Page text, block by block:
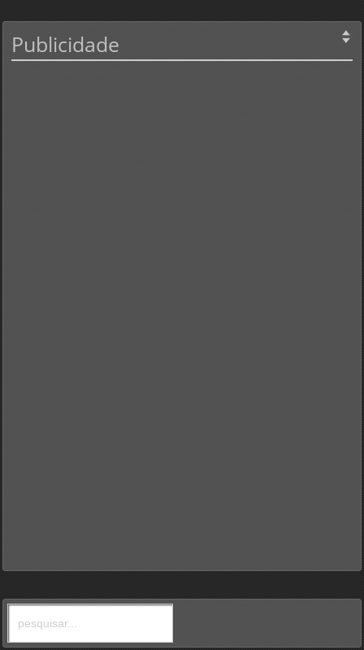
Publicidade